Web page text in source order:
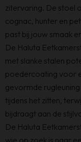
zitervaring. De stoel
cognac, hunter en
past bij jouw smaak
De Haluta
met slanke stalen
poedercoating voor
gevormde
tijdens het zitten,
bijdraagt aan de
De Haluta
wie op zoek is naar